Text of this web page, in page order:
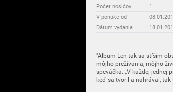
Počet nosičov
: 1
V ponuke od
:
Dátum vydania
:
"Album Len tak sa stíšim
môjho prežívania, môjho
speváčka. „V každej jednej
keď sa tvoril a nahrával,